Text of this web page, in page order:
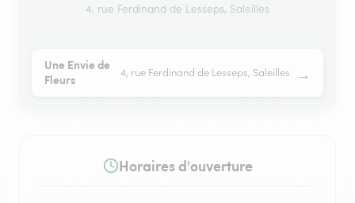
4, rue Ferdinand de Lesseps, Saleilles
Une Envie de
Fleurs
4, rue Ferdinand de Lesseps, Saleilles →
Horaires d'ouverture